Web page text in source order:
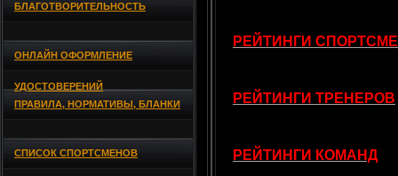
БЛАГОТВОРИТЕЛЬНОСТЬ
ОНЛАЙН ОФОРМЛЕНИЕ
УДОСТОВЕРЕНИЙ
ПРАВИЛА, НОРМАТИВЫ, БЛАНКИ
СПИСОК СПОРТСМЕНОВ
РЕЙТИНГИ
РЕЙТИНГИ ТРЕНЕРОВ
РЕЙТИНГИ КОМАНД